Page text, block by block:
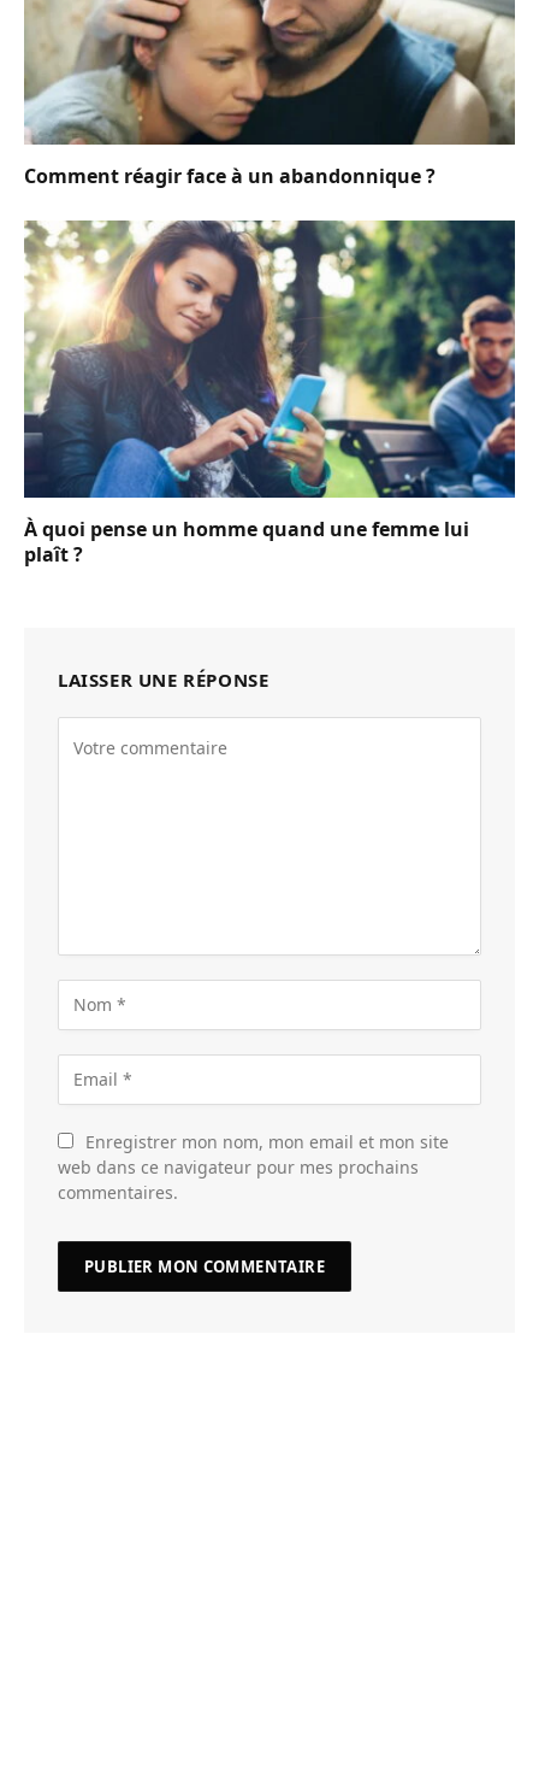
Comment réagir face à un abandonnique ?
À quoi pense un homme quand une femme lui
plaît ?
LAISSER UNE RÉPONSE
Enregistrer mon nom, mon email et mon site
web dans ce navigateur pour mes prochains
commentaires.